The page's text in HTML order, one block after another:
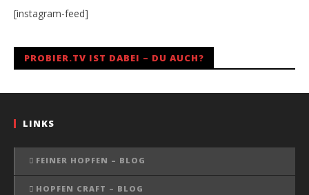
[instagram-feed]
PROBIER.TV IST DABEI – DU AUCH?
LINKS
FEINER HOPFEN – BLOG
HOPFEN CRAFT – BLOG